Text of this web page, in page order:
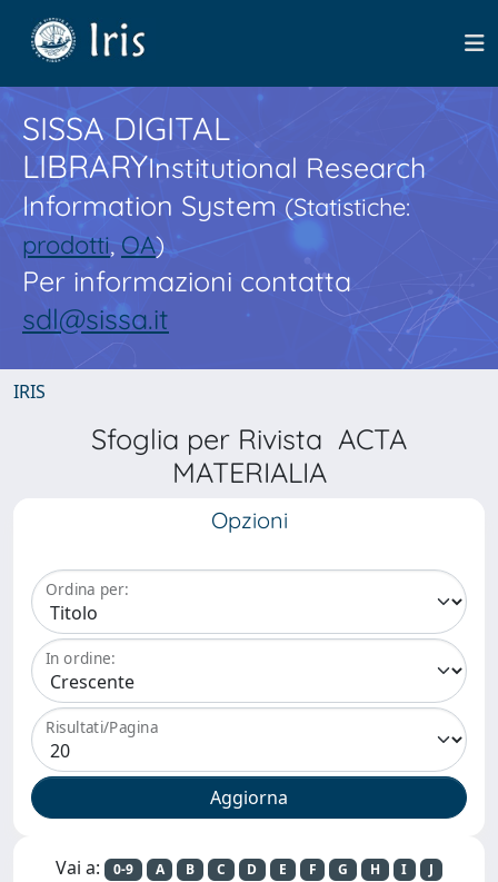
SISSA DIGITAL
LIBRARYInstitutional Research
Information System(Statistiche:
prodotti,OA)
Per informazioni contatta
sdl@sissa.it
IRIS
Sfoglia per Rivista ACTA
MATERIALIA
Opzioni
Ordina per:
In ordine:
Risultati/Pagina
Vai a: 0-9 A B C D E F G H I
J